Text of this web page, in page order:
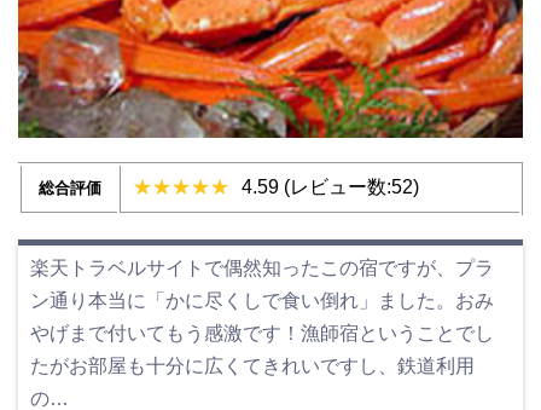
総合評価 4.59 (レビュー数:52)
楽天トラベルサイトで偶然知ったこの宿ですが、プラ
ン通り本当に「かに尽くしで食い倒れ」ました。おみ
やげまで付いてもう感激です！漁師宿ということでし
たがお部屋も十分に広くてきれいですし、鉄道利用
の…